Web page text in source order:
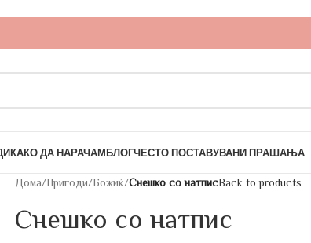
КАКО ДА НАРАЧАМБЛОГЧЕСТО ПОСТАВУВАНИ ПРАШАЊА
Дома/Пригоди/Божиќ/Снешко со натписBack to products
Снешко со натпис